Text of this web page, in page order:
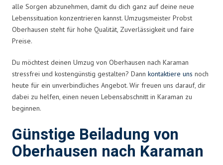
alle Sorgen abzunehmen, damit du dich ganz auf deine neue
Lebenssituation konzentrieren kannst. Umzugsmeister Probst
Oberhausen steht für hohe Qualität, Zuverlässigkeit und faire
Preise.
Du möchtest deinen Umzug von Oberhausen nach Karaman
stressfrei und kostengünstig gestalten? Dann kontaktiere uns noch
heute für ein unverbindliches Angebot. Wir freuen uns darauf, dir
dabei zu helfen, einen neuen Lebensabschnitt in Karaman zu
beginnen.
Günstige Beiladung von
Oberhausen nach Karaman